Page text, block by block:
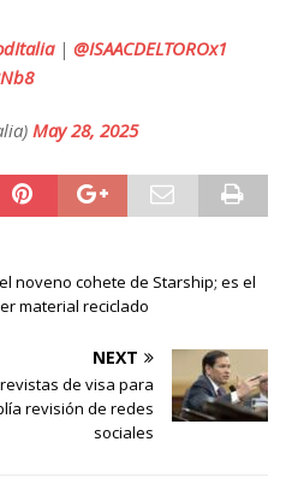
|@ISAACDELTOROx1
May 28, 2025
noveno cohete de Starship; es el
material reciclado
NEXT
de visa para
revisión de redes
sociales